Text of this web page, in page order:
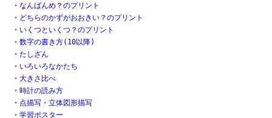
・ なんばんめ？のプリント
・ どちらのかずがおおきい？のプリント
・ いくつといくつ？のプリント
・ 数字の書き方(10以降)
・ たしざん
・ いろいろなかたち
・ 大きさ比べ
・ 時計の読み方
・ 点描写・立体図形描写
・ 学習ポスター